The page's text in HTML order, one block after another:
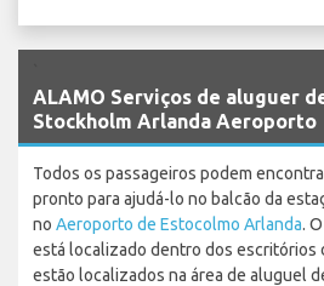
ALAMO Serviços de aluguer
Stockholm Arlanda Aeroporto
Todos os passageiros podem
pronto para ajudá-lo no balcão da
no Aeroporto de Estocolmo Arlanda.
está localizado dentro dos escritórios
estão localizados na área de aluguel